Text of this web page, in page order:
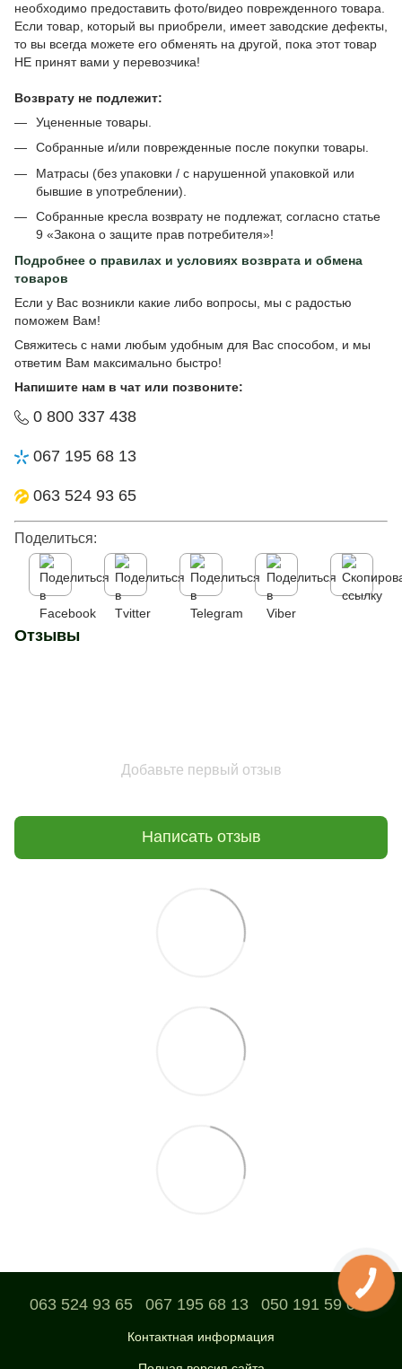
необходимо предоставить фото/видео поврежденного товара.
Если товар, который вы приобрели, имеет заводские дефекты,
то вы всегда можете его обменять на другой, пока этот товар
НЕ принят вами у перевозчика!
Возврату не подлежит:
Уцененные товары.
Собранные и/или поврежденные после покупки товары.
Матрасы (без упаковки / с нарушенной упаковкой или
бывшие в употреблении).
Собранные кресла возврату не подлежат, согласно статье
9 «Закона о защите прав потребителя»!
Подробнее о правилах и условиях возврата и обмена
товаров
Если у Вас возникли какие либо вопросы, мы с радостью
поможем Вам!
Свяжитесь с нами любым удобным для Вас способом, и мы
ответим Вам максимально быстро!
Напишите нам в чат или позвоните:
0 800 337 438
067 195 68 13
063 524 93 65
Поделиться:
Отзывы
Добавьте первый отзыв
Написать отзыв
063 524 93 65 067 195 68 13 050 191 59 04
Контактная информация